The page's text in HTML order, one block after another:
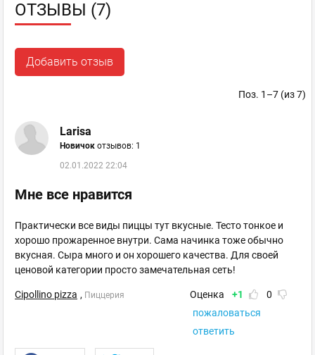
ОТЗЫВЫ (7)
Добавить отзыв
Поз. 1–7 (из 7)
Larisa
Новичок отзывов: 1
02.01.2022 22:04
Мне все нравится
Практически все виды пиццы тут вкусные. Тесто тонкое и
хорошо прожаренное внутри. Сама начинка тоже обычно
вкусная. Сыра много и он хорошего качества. Для своей
ценовой категории просто замечательная сеть!
Cipollino pizza , Пиццерия Оценка +1
0
пожаловаться
ответить